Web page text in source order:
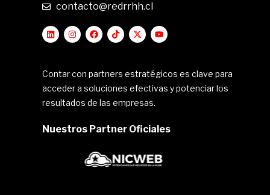
contacto@redrrhh.cl
Contar con partners estratégicos es clave para
acceder a soluciones efectivas y potenciar los
resultados de las empresas.
Nuestros Partner Oficiales